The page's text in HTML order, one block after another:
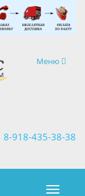
Навигация
Меню
8-918-435-38-38
×